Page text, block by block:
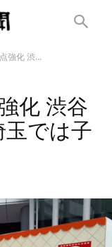
強化 渋...
化 渋谷
では子